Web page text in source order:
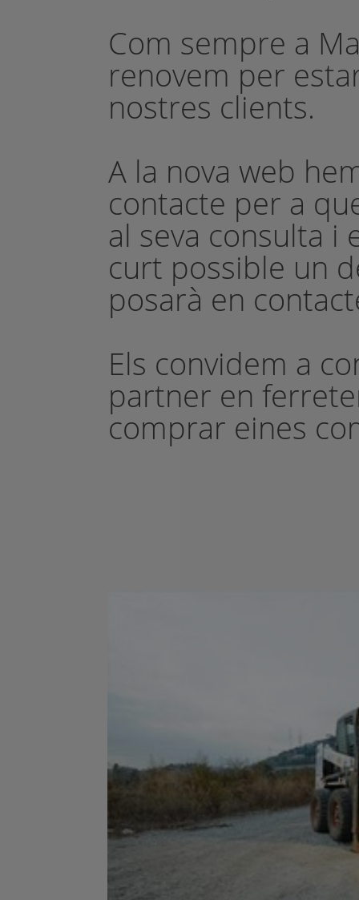
Com sempre a
renovem per
nostres clients.
A la nova web
contacte per a
al seva consulta i
curt possible un
posarà en
Els convidem a
partner en
comprar eines